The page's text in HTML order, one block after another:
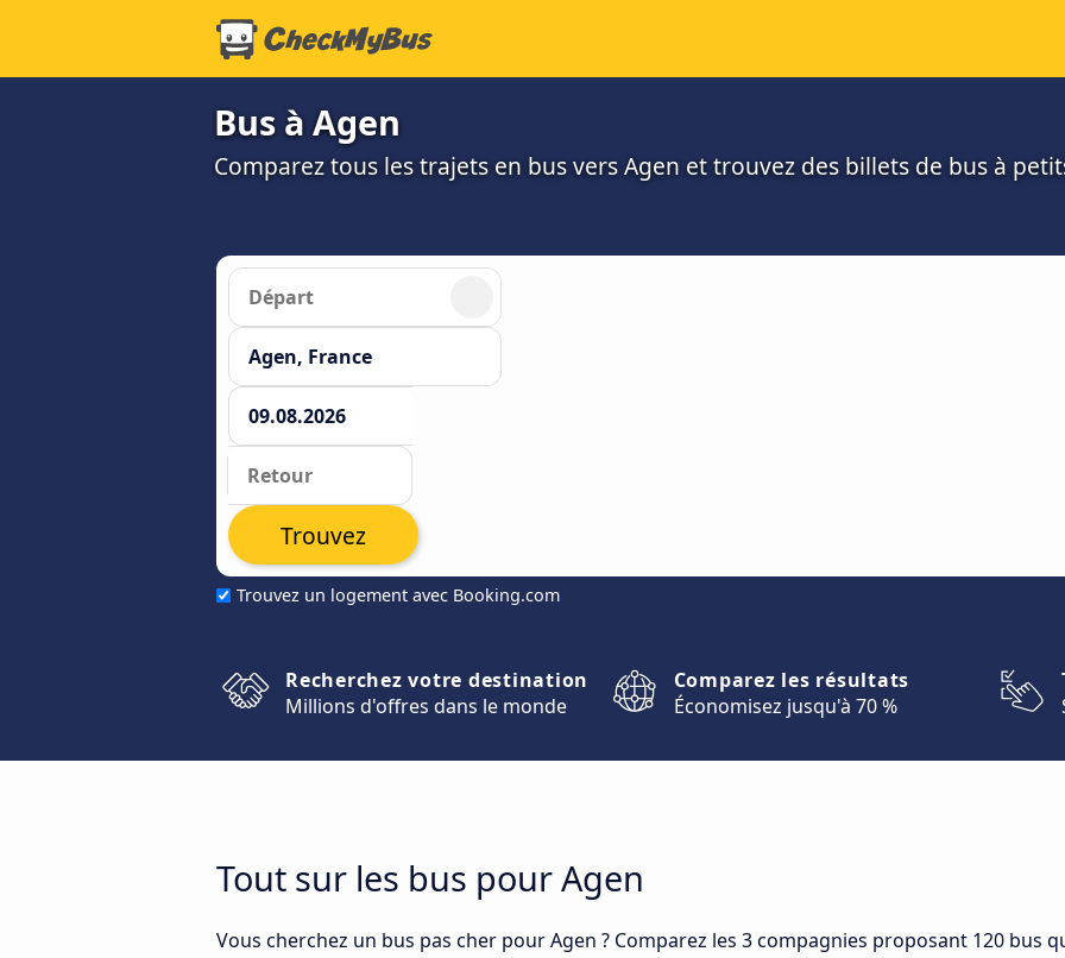
Bus à Agen
Comparez tous les trajets en bus vers Agen et trouvez des billets de bus à
Trouvez un logement avec Booking.com
Trouvez
Recherchez votre destination
Millions d'offres dans le monde
Comparez les résultats
Économisez jusqu'à 70 %
Tout sur les bus pour Agen
Vous cherchez un bus pas cher pour Agen ? Comparez les 3 compagnies proposant 120 bus